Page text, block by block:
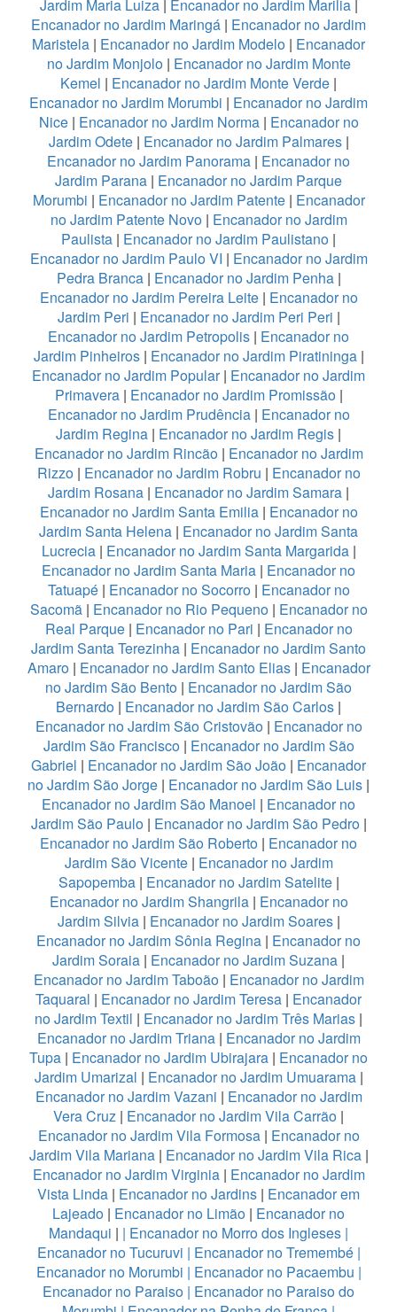
Jardim Maria Luiza| Encanador no Jardim Marilia|
Encanador no Jardim Maringá | Encanador no Jardim
Maristela | Encanador no Jardim Modelo | Encanador
no Jardim Monjolo| Encanador no Jardim Monte
Kemel | Encanador no Jardim Monte Verde |
Encanador no Jardim Morumbi | Encanador no Jardim
Nice| Encanador no Jardim Norma| Encanador no
Jardim Odete| Encanador no Jardim Palmares|
Encanador no Jardim Panorama | Encanador no
Jardim Parana | Encanador no Jardim Parque
Morumbi | Encanador no Jardim Patente| Encanador
no Jardim Patente Novo| Encanador no Jardim
Paulista | Encanador no Jardim Paulistano |
Encanador no Jardim Paulo VI | Encanador no Jardim
Pedra Branca| Encanador no Jardim Penha|
Encanador no Jardim Pereira Leite| Encanador no
Jardim Peri | Encanador no Jardim Peri Peri |
Encanador no Jardim Petropolis | Encanador no
Jardim Pinheiros| Encanador no Jardim Piratininga|
Encanador no Jardim Popular| Encanador no Jardim
Primavera| Encanador no Jardim Promissão|
Encanador no Jardim Prudência| Encanador no
Jardim Regina | Encanador no Jardim Regis |
Encanador no Jardim Rincão| Encanador no Jardim
Rizzo| Encanador no Jardim Robru | Encanador no
Jardim Rosana | Encanador no Jardim Samara |
Encanador no Jardim Santa Emilia| Encanador no
Jardim Santa Helena | Encanador no Jardim Santa
Lucrecia| Encanador no Jardim Santa Margarida|
Encanador no Jardim Santa Maria | Encanador no
Tatuapé| Encanador no Socorro| Encanador no
Sacomã| Encanador no Rio Pequeno| Encanador no
Real Parque| Encanador no Pari | Encanador no
Jardim Santa Terezinha | Encanador no Jardim Santo
Amaro| Encanador no Jardim Santo Elias| Encanador
no Jardim São Bento | Encanador no Jardim São
Bernardo | Encanador no Jardim São Carlos |
Encanador no Jardim São Cristovão| Encanador no
Jardim São Francisco| Encanador no Jardim São
Gabriel | Encanador no Jardim São João | Encanador
no Jardim São Jorge | Encanador no Jardim São Luis |
Encanador no Jardim São Manoel | Encanador no
Jardim São Paulo| Encanador no Jardim São Pedro|
Encanador no Jardim São Roberto | Encanador no
Jardim São Vicente| Encanador no Jardim
Sapopemba| Encanador no Jardim Satelite|
Encanador no Jardim Shangrila| Encanador no
Jardim Silvia| Encanador no Jardim Soares|
Encanador no Jardim Sônia Regina | Encanador no
Jardim Soraia | Encanador no Jardim Suzana |
Encanador no Jardim Taboão| Encanador no Jardim
Taquaral | Encanador no Jardim Teresa | Encanador
no Jardim Textil | Encanador no Jardim Três Marias |
Encanador no Jardim Triana| Encanador no Jardim
Tupa | Encanador no Jardim Ubirajara | Encanador no
Jardim Umarizal | Encanador no Jardim Umuarama|
Encanador no Jardim Vazani | Encanador no Jardim
Vera Cruz | Encanador no Jardim Vila Carrão |
Encanador no Jardim Vila Formosa| Encanador no
Jardim Vila Mariana| Encanador no Jardim Vila Rica|
Encanador no Jardim Virginia| Encanador no Jardim
Vista Linda | Encanador no Jardins | Encanador em
Lajeado | Encanador no Limão | Encanador no
Mandaqui | | Encanador no Morro dos Ingleses |
Encanador no Tucuruvi | Encanador no Tremembé|
Encanador no Morumbi | Encanador no Pacaembu |
Encanador no Paraiso | Encanador no Paraiso do